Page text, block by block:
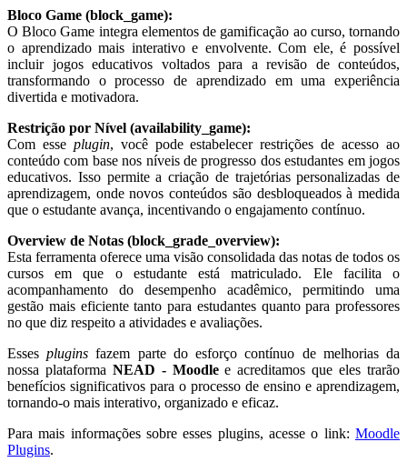
Bloco Game (block_game):
O Bloco Game integra elementos de gamificação ao curso, tornando
o aprendizado mais interativo e envolvente. Com ele, é possível
incluir jogos educativos voltados para a revisão de conteúdos,
transformando o processo de aprendizado em uma experiência
divertida e motivadora.
Restrição por Nível (availability_game):
Com esseplugin, você pode estabelecer restrições de acesso ao
conteúdo com base nos níveis de progresso dos estudantes em jogos
educativos. Isso permite a criação de trajetórias personalizadas de
aprendizagem, onde novos conteúdos são desbloqueados à medida
que o estudante avança, incentivando o engajamento contínuo.
Overview de Notas (block_grade_overview):
Esta ferramenta oferece uma visão consolidada das notas de todos os
cursos em que o estudante está matriculado. Ele facilita o
acompanhamento do desempenho acadêmico, permitindo uma
gestão mais eficiente tanto para estudantes quanto para professores
no que diz respeito a atividades e avaliações.
Essesplugins fazem parte do esforço contínuo de melhorias da
nossa plataforma NEAD - Moodlee acreditamos que eles trarão
benefícios significativos para o processo de ensino e aprendizagem,
tornando-o mais interativo, organizado e eficaz.
Para mais informações sobre esses plugins, acesse o link: Moodle
Plugins.